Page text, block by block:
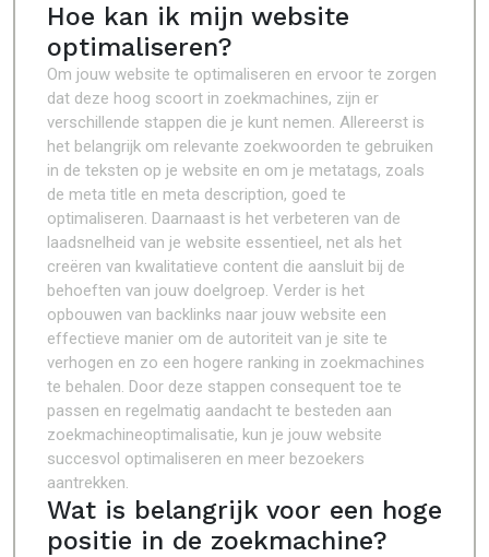
Hoe kan ik mijn website
optimaliseren?
Om jouw website te optimaliseren en ervoor te zorgen
dat deze hoog scoort in zoekmachines, zijn er
verschillende stappen die je kunt nemen. Allereerst is
het belangrijk om relevante zoekwoorden te gebruiken
in de teksten op je website en om je metatags, zoals
de meta title en meta description, goed te
optimaliseren. Daarnaast is het verbeteren van de
laadsnelheid van je website essentieel, net als het
creëren van kwalitatieve content die aansluit bij de
behoeften van jouw doelgroep. Verder is het
opbouwen van backlinks naar jouw website een
effectieve manier om de autoriteit van je site te
verhogen en zo een hogere ranking in zoekmachines
te behalen. Door deze stappen consequent toe te
passen en regelmatig aandacht te besteden aan
zoekmachineoptimalisatie, kun je jouw website
succesvol optimaliseren en meer bezoekers
aantrekken.
Wat is belangrijk voor een hoge
positie in de zoekmachine?